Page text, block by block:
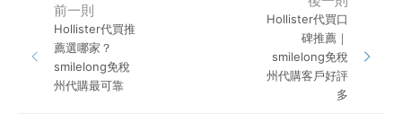
前一則
Hollister代買推
薦選哪家？
smilelong免稅
州代購最可靠
Hollister代買口
碑推薦｜
smilelong免稅
州代購客戶好評
多